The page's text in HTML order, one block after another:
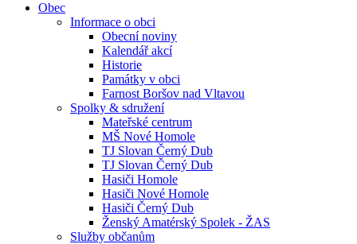
Obec
Informace o obci
Obecní noviny
Kalendář akcí
Historie
Památky v obci
Farnost Boršov nad Vltavou
Spolky & sdružení
Mateřské centrum
MŠ Nové Homole
TJ Slovan Černý Dub
TJ Slovan Černý Dub
Hasiči Homole
Hasiči Nové Homole
Hasiči Černý Dub
Ženský Amatérský Spolek - ŽAS
Služby občanům